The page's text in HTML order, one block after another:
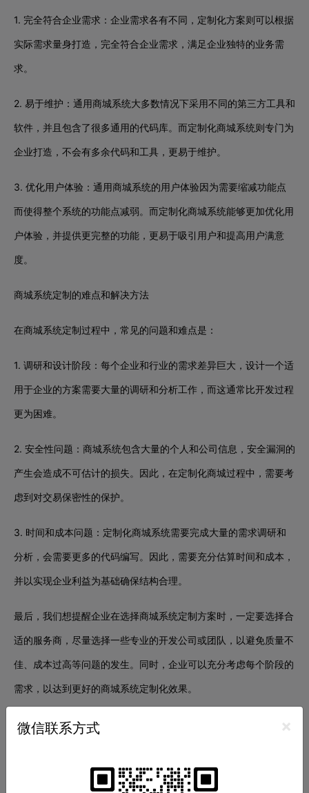
1. 完全符合企业需求：企业需求各有不同，定制化方案则可以根据
实际需求量身打造，完全符合企业需求，满足企业独特的业务需
求。
2. 易于维护：通用商城系统大多数情况下采用不同的第三方工具和
软件，并且包含了很多通用的代码库。而定制化商城系统则专门为
企业打造，不会有多余代码和工具，更易于维护。
3. 优化用户体验：通用商城系统的用户体验因为需要缩减功能点
而使得整个系统的功能点减弱。而定制化商城系统能够更加优化用
户体验，并提供更完整的功能，更易于吸引用户和提高用户满意
度。
商城系统定制的难点和解决方法
在商城系统定制过程中，常见的问题和难点是：
1. 调研和设计阶段：每个企业和行业的需求差异巨大，设计一个适
用于企业的方案需要大量的调研和分析工作，而这通常比开发过程
更为困难。
2. 安全性问题：商城系统包含大量的个人和公司信息，安全漏洞的
产生会造成不可估计的损失。因此，在定制化商城过程中，需要考
虑到对交易保密性的保护。
3. 时间和成本问题：定制化商城系统需要完成大量的需求调研和
分析，会需要更多的代码编写。因此，需要充分估算时间和成本，
并以实现企业利益为基础确保结构合理。
最后，我们想提醒企业在选择商城系统定制方案时，一定要选择合
适的服务商，尽量选择一些专业的开发公司或团队，以避免质量不
佳、成本过高等问题的发生。同时，企业可以充分考虑每个阶段的
需求，以达到更好的商城系统定制化效果。
商城系统定制 商城定制
商城系统开发商
微信联系方式 ×